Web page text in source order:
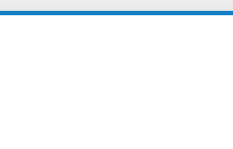
Библиотека
обучающихся